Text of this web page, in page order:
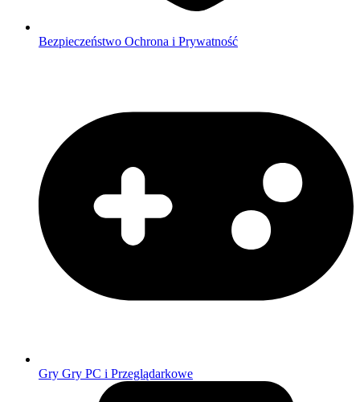
Bezpieczeństwo Ochrona i Prywatność
Gry Gry PC i Przeglądarkowe